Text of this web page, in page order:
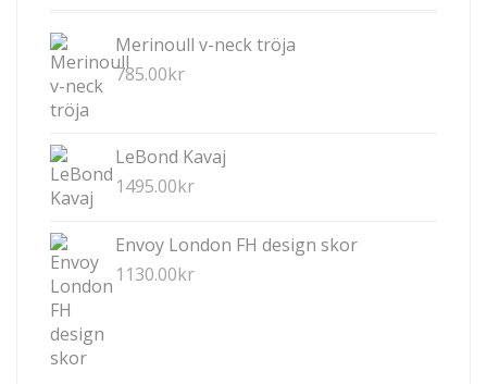
Merinoull v-neck tröja
785.00kr
LeBond Kavaj
1495.00kr
Envoy London FH design skor
1130.00kr